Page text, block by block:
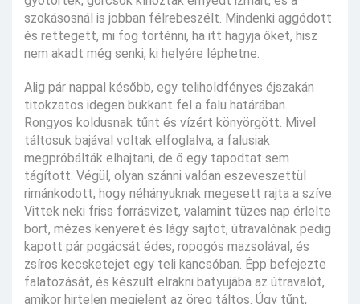
szokásosnál is jobban félrebeszélt. Mindenki aggódott
és rettegett, mi fog történni, ha itt hagyja őket, hisz
nem akadt még senki, ki helyére léphetne.
Alig pár nappal később, egy teliholdfényes éjszakán
titokzatos idegen bukkant fel a falu határában.
Rongyos koldusnak tűnt és vízért könyörgött. Mivel
táltosuk bajával voltak elfoglalva, a falusiak
megpróbálták elhajtani, de ő egy tapodtat sem
tágított. Végül, olyan szánni valóan eszeveszettül
rimánkodott, hogy néhányuknak megesett rajta a szíve.
Vittek neki friss forrásvizet, valamint tüzes nap érlelte
bort, mézes kenyeret és lágy sajtot, útravalónak pedig
kapott pár pogácsát édes, ropogós mazsolával, és
zsíros kecsketejet egy teli kancsóban. Épp befejezte
falatozását, és készült elrakni batyujába az útravalót,
amikor hirtelen megjelent az öreg táltos. Úgy tűnt,